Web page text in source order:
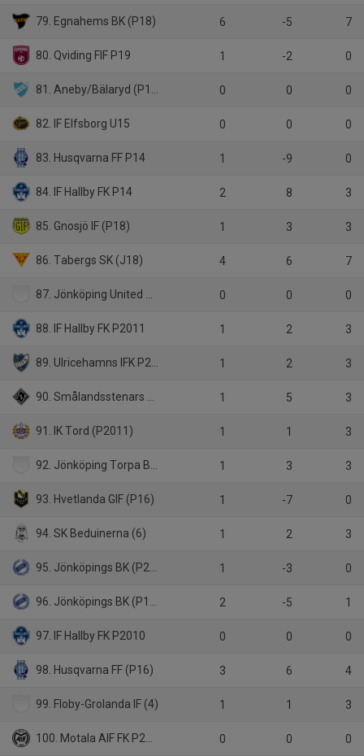
79. Egnahems BK (P18) 6 -5 7
80. Qviding FIF P19 1 -2 0
81. Aneby/Bälaryd (P18) 0 0 0
82. IF Elfsborg U15 0 0 0
83. Husqvarna FF P14 1 -9 0
84. IF Hallby FK P14 2 8 3
85. Gnosjö IF (P18) 1 3 3
86. Tabergs SK (J18) 4 6 7
87. Jönköping United SC (6) 0 0 0
88. IF Hallby FK P2011 1 2 3
89. Ulricehamns IFK P2010 1 2 3
90. Smålandsstenars GOIF P14 1 5 3
91. IK Tord (P2011) 1 1 3
92. Jönköping Torpa BK (4) 1 3 3
93. Hvetlanda GIF (P16) 1 -7 0
94. SK Beduinerna (6) 1 2 3
95. Jönköpings BK (P2010) 1 -3 0
96. Jönköpings BK (P16) 2 -5 1
97. IF Hallby FK P2010 0 0 0
98. Husqvarna FF (P16) 3 6 4
99. Floby-Grolanda IF (4) 1 1 3
100. Motala AIF FK P2011 0 0 0